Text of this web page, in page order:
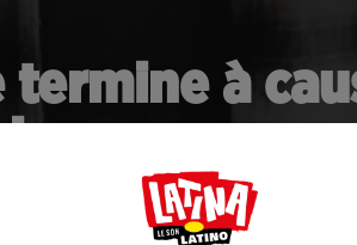
à
auprès de nous pour toujours.